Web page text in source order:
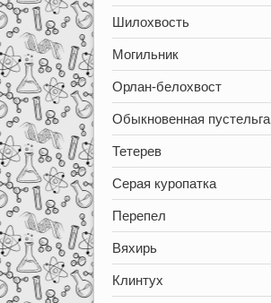
Шилохвость
Могильник
Орлан-белохвост
Обыкновенная пустельга
Тетерев
Серая куропатка
Перепел
Вяхирь
Клинтух